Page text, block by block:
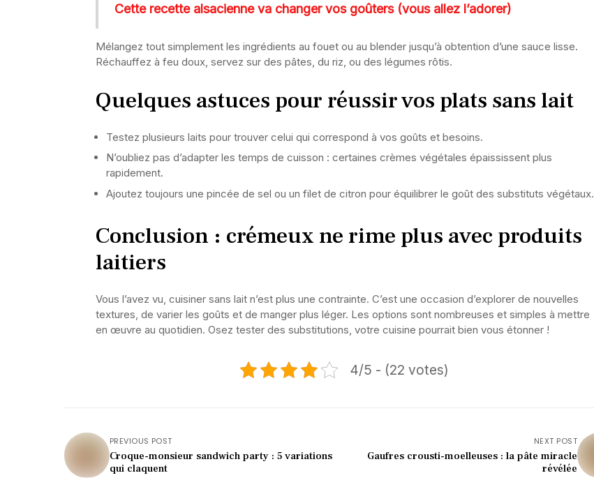
Cette recette alsacienne va changer vos goûters (vous allez l’adorer)
Mélangez tout simplement les ingrédients au fouet ou au blender jusqu’à obtention d’une sauce lisse.
Réchauffez à feu doux, servez sur des pâtes, du riz, ou des légumes rôtis.
Quelques astuces pour réussir vos plats sans lait
Testez plusieurs laits pour trouver celui qui correspond à vos goûts et besoins.
N’oubliez pas d’adapter les temps de cuisson : certaines crèmes végétales épaississent plus
rapidement.
Ajoutez toujours une pincée de sel ou un filet de citron pour équilibrer le goût des substituts végétaux.
Conclusion : crémeux ne rime plus avec produits
laitiers
Vous l’avez vu, cuisiner sans lait n’est plus une contrainte. C’est une occasion d’explorer de nouvelles
textures, de varier les goûts et de manger plus léger. Les options sont nombreuses et simples à mettre
en œuvre au quotidien. Osez tester des substitutions, votre cuisine pourrait bien vous étonner !
4/5 - (22 votes)
PREVIOUS POST
Croque-monsieur sandwich party : 5 variations
qui claquent
NEXT POST
Gaufres crousti-moelleuses : la pâte miracle
révélée